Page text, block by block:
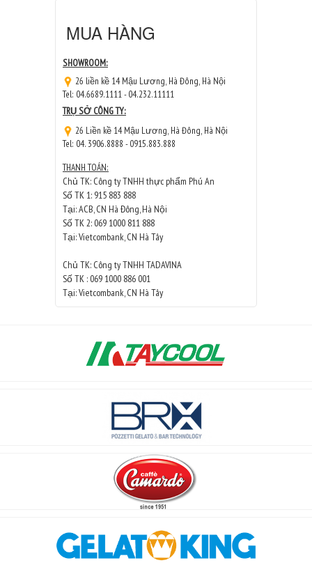
MUA HÀNG
SHOWROOM:
26 liền kề 14 Mậu Lương, Hà Đông, Hà Nội
Tel: 04.6689.1111 - 04.232.11111
TRỤ SỞ CÔNG TY:
26 Liền kề 14 Mậu Lương, Hà Đông, Hà Nội
Tel: 04. 3906.8888 - 0915.883.888
THANH TOÁN:
Chủ TK: Công ty TNHH thực phẩm Phú An
Số TK 1: 915 883 888
Tại: ACB, CN Hà Đông, Hà Nội
Số TK 2: 069 1000 811 888
Tại: Vietcombank, CN Hà Tây
Chủ TK: Công ty TNHH TADAVINA
Số TK : 069 1000 886 001
Tại: Vietcombank, CN Hà Tây